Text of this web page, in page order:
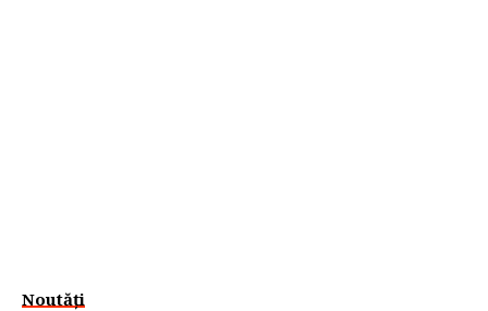
Noutăți